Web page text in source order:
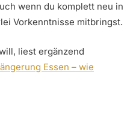
wenn du komplett neu in
Vorkenntnisse mitbringst.
liest ergänzend
Essen – wie